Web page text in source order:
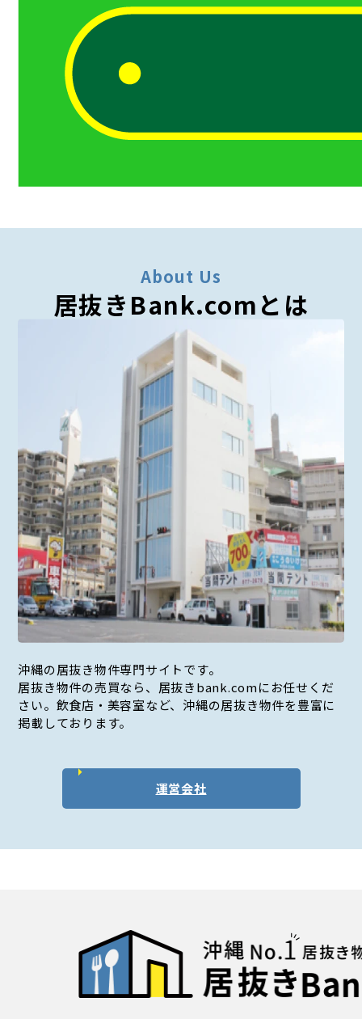
About Us
居抜きBank.comとは
沖縄の居抜き物件専門サイトです。
居抜き物件の売買なら、居抜きbank.comにお任せくだ
さい。飲食店・美容室など、沖縄の居抜き物件を豊富に
掲載しております。
運営会社